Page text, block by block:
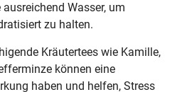
Wasser, um
zu halten.
Kräutertees wie Kamille,
können eine
haben und helfen, Stress